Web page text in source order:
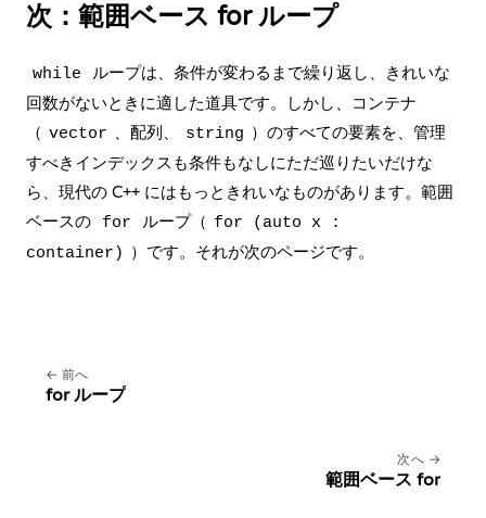
次：範囲ベース for ループ
while
ループは、条件が変わるまで繰り返し、きれいな
回数がないときに適した道具です。しかし、コンテナ
（ vector 、配列、 string ）のすべての要素を、管理
すべきインデックスも条件もなしにただ巡りたいだけな
ら、現代の C++ にはもっときれいなものがあります。範囲
ベースの
for ループ（ for (auto x :
container) ）です。それが次のページです。
前へ
for ループ
次へ
範囲ベース for